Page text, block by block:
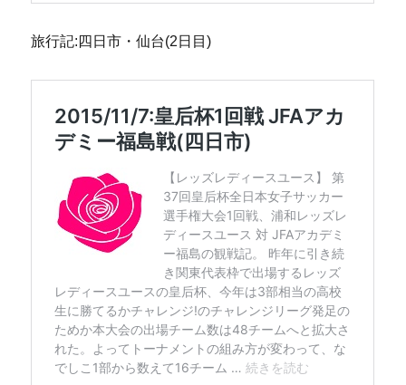
旅行記:四日市・仙台(2日目)